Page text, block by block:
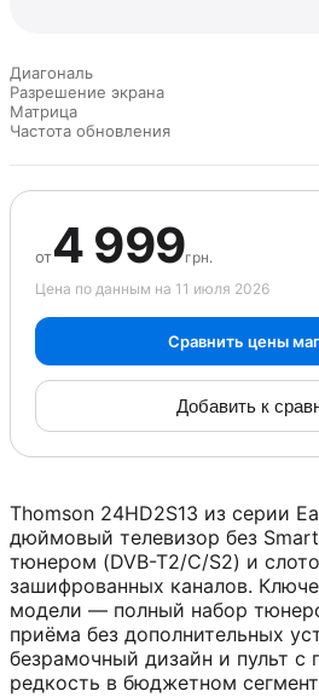
Диагональ
Разрешение экрана
Матрица
Частота обновления
от4 999грн.
Цена по данным на 11 июля 2026
Сравнить цены
Добавить к
Thomson 24HD2S13 из серии
дюймовый телевизор без
тюнером (DVB-T2/C/S2) и
зашифрованных каналов.
модели — полный набор
приёма без дополнительных
безрамочный дизайн и пульт с
редкость в бюджетном